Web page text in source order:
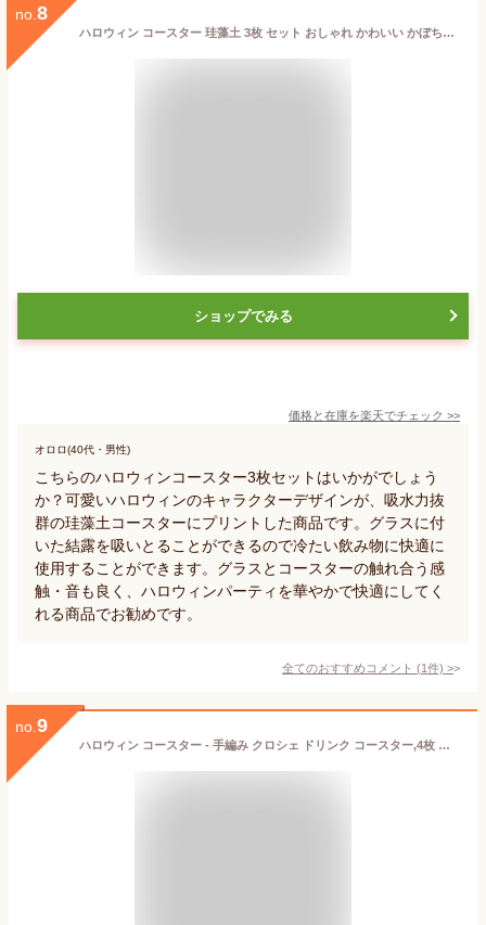
no. 8
ハロウィン コースター 珪藻土 3枚 セット おしゃれ かわいい かぼちゃ 雑貨 グッズ ハロウィンパーティ プチギフト 景品 吸水 最強配送 プレゼント プチギフト 2000円プレゼント ぽっきり ポッキリ 2000円ポッキリ 2000円ぽっきり 2000円 2,000円 2,000円ポッキリ 2,000円ぽ
ショップでみる
価格と在庫を楽天でチェック >>
オロロ(40代・男性)
こちらのハロウィンコースター3枚セットはいかがでしょう
か？可愛いハロウィンのキャラクターデザインが、吸水力抜
群の珪藻土コースターにプリントした商品です。グラスに付
いた結露を吸いとることができるので冷たい飲み物に快適に
使用することができます。グラスとコースターの触れ合う感
触・音も良く、ハロウィンパーティを華やかで快適にしてく
れる商品でお勧めです。
全てのおすすめコメント (1件) >
no. 9
ハロウィン コースター - 手編み クロシェ ドリンク コースター,4枚 パッド 吸水 非すべり マット パーティー フェスティバル テーブル デスク 装飾 収納 旅行 ギャザリング用